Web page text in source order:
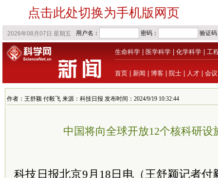
点击此处切换为手机版网页
生命科学 医学科学 化学科学 工
首页 新闻 博客 院士 人才 会议
作者：王舒颖 付毅飞 来源：科技日报 发布时间：2024/9/19 10:32:44
中国将向全球开放12个核科研设
科技日报北京9月18日电（王舒颖记者付